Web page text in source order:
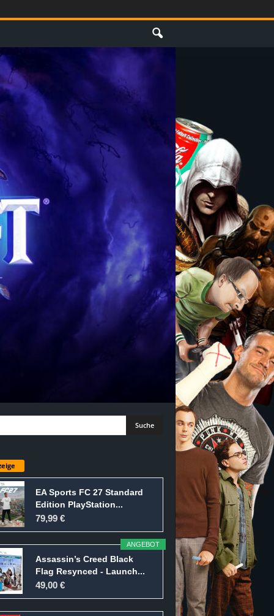
EA Sports FC 27 Standard
Edition PlayStation...
79,99 €
ANGEBOT
Assassin’s Creed Black
Flag Resynced - Launch...
49,00 €